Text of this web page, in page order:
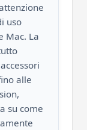
uso
Mac. La
alle
su come